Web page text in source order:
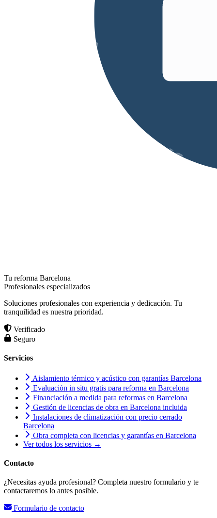
Tu reforma Barcelona
Profesionales especializados
Soluciones profesionales con experiencia y dedicación. Tu
tranquilidad es nuestra prioridad.
Verificado
Seguro
Servicios
Aislamiento térmico y acústico con garantías Barcelona
Evaluación in situ gratis para reforma en Barcelona
Financiación a medida para reformas en Barcelona
Gestión de licencias de obra en Barcelona incluida
Instalaciones de climatización con precio cerrado
Barcelona
Obra completa con licencias y garantías en Barcelona
Ver todos los servicios →
Contacto
¿Necesitas ayuda profesional? Completa nuestro formulario y te
contactaremos lo antes posible.
Formulario de contacto